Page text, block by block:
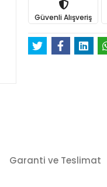
Güvenli Alışveriş
Garanti ve Teslimat